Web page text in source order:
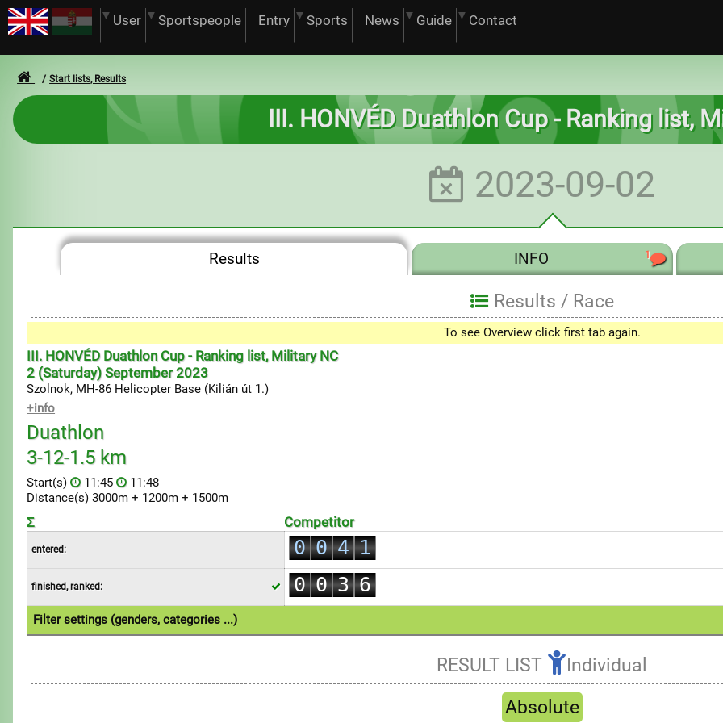
User Sportspeople Entry Sports News Guide Contact
Start lists, Results
III. HONVÉD Duathlon Cup - Ranking list,
2023-09-02
Results INFO 1
Results / Race
To see Overview click first tab again.
III. HONVÉD Duathlon Cup - Ranking list, Military NC
2 (Saturday) September 2023
Szolnok, MH-86 Helicopter Base (Kilián út 1.)
+info
Duathlon
3-12-1.5 km
Start(s) 11:45
11:48
Distance(s) 3000m + 1200m + 1500m
Σ Competitor
entered:
0
1
2
0
1
2
3
4
5
6
1
2
3
finished, ranked:
0
1
2
4
0
1
2
4
0
1
2
3
4
5
7
4
5
6
7
8
Filter settings (genders, categories ...)
Refresh
RESULT LIST
Individual
Absolute